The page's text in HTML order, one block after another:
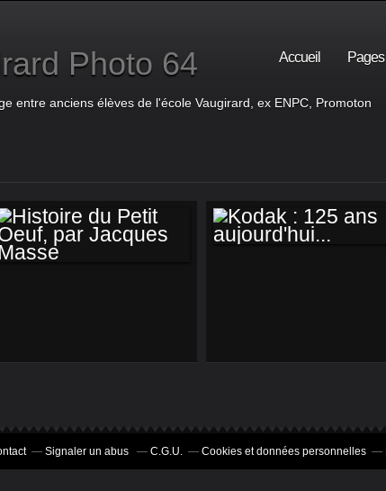
Photo 64
entre anciens élèves de l'école Vaugirard, ex ENPC, Promoton
Accueil Pages
JACQUES MASSE
Signaler un abus C.G.U. Cookies et données personnelles